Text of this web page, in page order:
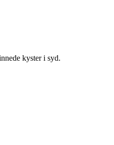
kyster i syd.